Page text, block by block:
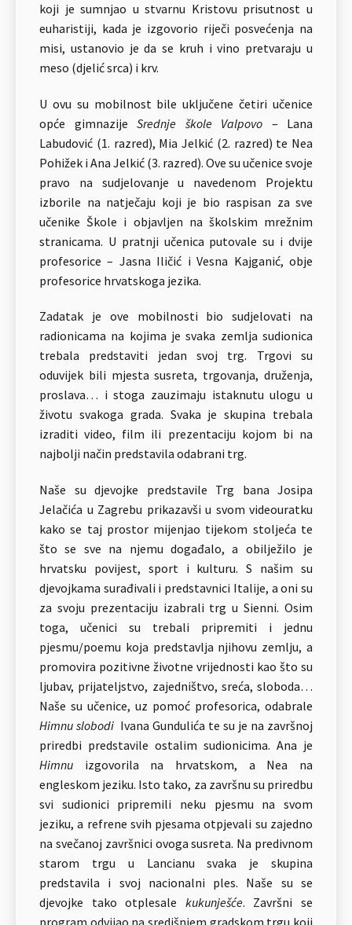
koji je sumnjao u stvarnu Kristovu prisutnost u
euharistiji, kada je izgovorio riječi posvećenja na
misi, ustanovio je da se kruh i vino pretvaraju u
meso (djelić srca) i krv.
U ovu su mobilnost bile uključene četiri učenice
opće gimnazije Srednje škole Valpovo – Lana
Labudović (1. razred), Mia Jelkić (2. razred) te Nea
Pohižek i Ana Jelkić (3. razred). Ove su učenice svoje
pravo na sudjelovanje u navedenom Projektu
izborile na natječaju koji je bio raspisan za sve
učenike Škole i objavljen na školskim mrežnim
stranicama. U pratnji učenica putovale su i dvije
profesorice – Jasna Iličić i Vesna Kajganić, obje
profesorice hrvatskoga jezika.
Zadatak je ove mobilnosti bio sudjelovati na
radionicama na kojima je svaka zemlja sudionica
trebala predstaviti jedan svoj trg. Trgovi su
oduvijek bili mjesta susreta, trgovanja, druženja,
proslava… i stoga zauzimaju istaknutu ulogu u
životu svakoga grada. Svaka je skupina trebala
izraditi video, film ili prezentaciju kojom bi na
najbolji način predstavila odabrani trg.
Naše su djevojke predstavile Trg bana Josipa
Jelačića u Zagrebu prikazavši u svom videouratku
kako se taj prostor mijenjao tijekom stoljeća te
što se sve na njemu događalo, a obilježilo je
hrvatsku povijest, sport i kulturu. S našim su
djevojkama surađivali i predstavnici Italije, a oni su
za svoju prezentaciju izabrali trg u Sienni. Osim
toga, učenici su trebali pripremiti i jednu
pjesmu/poemu koja predstavlja njihovu zemlju, a
promovira pozitivne životne vrijednosti kao što su
ljubav, prijateljstvo, zajedništvo, sreća, sloboda…
Naše su učenice, uz pomoć profesorica, odabrale
Himnu slobodi Ivana Gundulića te su je na završnoj
priredbi predstavile ostalim sudionicima. Ana je
Himnu izgovorila na hrvatskom, a Nea na
engleskom jeziku. Isto tako, za završnu su priredbu
svi sudionici pripremili neku pjesmu na svom
jeziku, a refrene svih pjesama otpjevali su zajedno
na svečanoj završnici ovoga susreta. Na predivnom
starom trgu u Lancianu svaka je skupina
predstavila i svoj nacionalni ples. Naše su se
djevojke tako otplesale kukunješće. Završni se
program odvijao na središnjem gradskom trgu koji